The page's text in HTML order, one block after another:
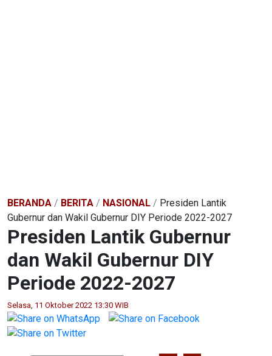
BERANDA / BERITA / NASIONAL / Presiden Lantik
Gubernur dan Wakil Gubernur DIY Periode 2022-2027
Presiden Lantik Gubernur
dan Wakil Gubernur DIY
Periode 2022-2027
Selasa, 11 Oktober 2022 13:30 WIB